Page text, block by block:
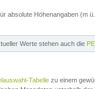
absolute Höhenangaben (m
Werte stehen auch die
Tabelle zu einem